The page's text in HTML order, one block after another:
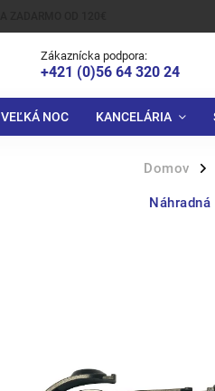
Zákaznícka podpora:
+421 (0)56 64 320 24
VEĽKÁ NOC KANCELÁRIA
Domov /